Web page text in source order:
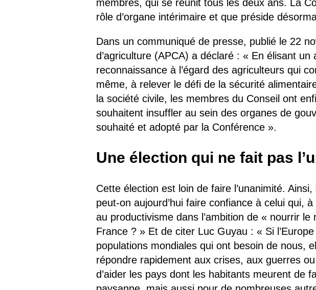
membres, qui se réunit tous les deux ans. La
rôle d’organe intérimaire et que préside
Dans un communiqué de presse, publié le 22
d’agriculture (APCA) a déclaré : « En élisant
reconnaissance à l’égard des agriculteurs qui
même, à relever le défi de la sécurité
la société civile, les membres du Conseil ont
souhaitent insuffler au sein des organes de
souhaité et adopté par la Conférence ».
Une élection qui ne fait pas
Cette élection est loin de faire l’unanimité.
peut-on aujourd’hui faire confiance à celui qui,
au productivisme dans l’ambition de « nourrir
France ? » Et de citer Luc Guyau : « Si
populations mondiales qui ont besoin de nous,
répondre rapidement aux crises, aux guerres
d’aider les pays dont les habitants meurent